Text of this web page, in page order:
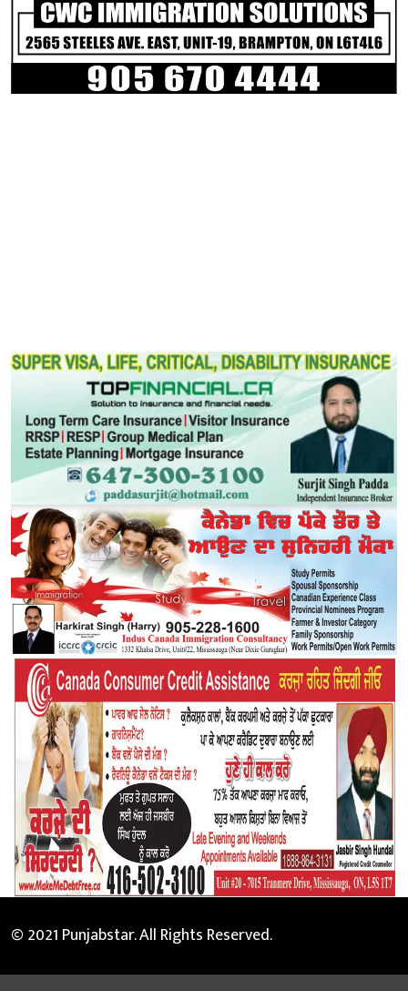
© 2021 Punjabstar. All Rights Reserved.